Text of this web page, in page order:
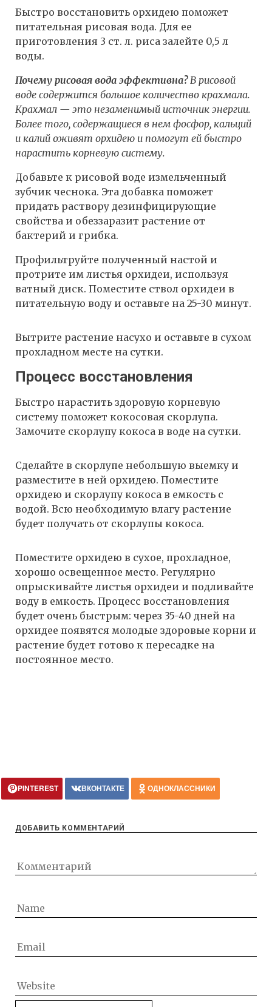
Быстро восстановить орхидею поможет
питательная рисовая вода. Для ее
приготовления 3 ст. л. риса залейте 0,5 л
воды.
Почему рисовая вода эффективна?В рисовой
воде содержится большое количество крахмала.
Крахмал — это незаменимый источник энергии.
Более того, содержащиеся в нем фосфор, кальций
и калий оживят орхидею и помогут ей быстро
нарастить корневую систему.
Добавьте к рисовой воде измельченный
зубчик чеснока. Эта добавка поможет
придать раствору дезинфицирующие
свойства и обеззаразит растение от
бактерий и грибка.
Профильтруйте полученный настой и
протрите им листья орхидеи, используя
ватный диск. Поместите ствол орхидеи в
питательную воду и оставьте на 25-30 минут.
Вытрите растение насухо и оставьте в сухом
прохладном месте на сутки.
Процесс восстановления
Быстро нарастить здоровую корневую
систему поможет кокосовая скорлупа.
Замочите скорлупу кокоса в воде на сутки.
Сделайте в скорлупе небольшую выемку и
разместите в ней орхидею. Поместите
орхидею и скорлупу кокоса в емкость с
водой. Всю необходимую влагу растение
будет получать от скорлупы кокоса.
Поместите орхидею в сухое, прохладное,
хорошо освещенное место. Регулярно
опрыскивайте листья орхидеи и подливайте
воду в емкость. Процесс восстановления
будет очень быстрым: через 35-40 дней на
орхидее появятся молодые здоровые корни и
растение будет готово к пересадке на
постоянное место.
PINTEREST ВКОНТАКТЕ ОДНОКЛАССНИКИ
ДОБАВИТЬ КОММЕНТАРИЙ